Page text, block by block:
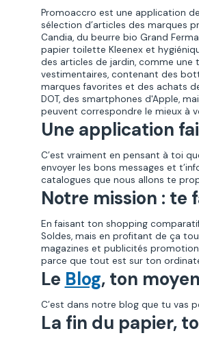
Promoaccro est une application
sélection d’articles des marques
Candia, du beurre bio Grand
papier toilette Kleenex et
des articles de jardin, comme une
vestimentaires, contenant des
marques favorites et des achats
DOT, des smartphones d'Apple,
peuvent correspondre le mieux à
Une application
C’est vraiment en pensant à toi
envoyer les bons messages et
catalogues que nous allons te
Notre mission : te
En faisant ton shopping
Soldes, mais en profitant de ça
magazines et publicités
parce que tout est sur ton
Le Blog, ton
C’est dans notre blog que tu vas
La fin du papier,